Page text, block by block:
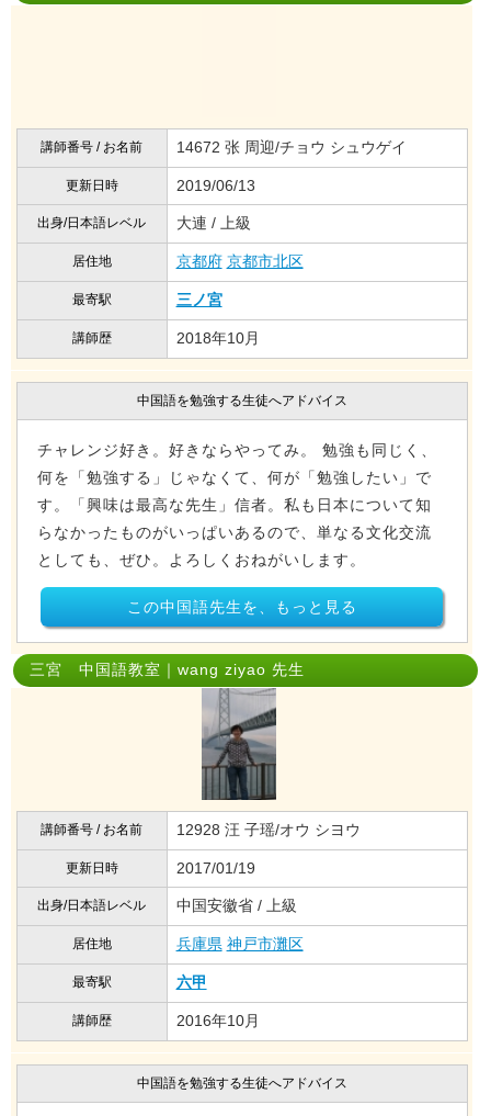
講師番号 / お名前 14672 张 周迎/チョウ シュウゲイ
更新日時 2019/06/13
出身/日本語レベル 大連 / 上級
居住地 京都府 京都市北区
最寄駅 三ノ宮
講師歴 2018年10月
中国語を勉強する生徒へアドバイス
チャレンジ好き。好きならやってみ。 勉強も同じく、
何を「勉強する」じゃなくて、何が「勉強したい」で
す。「興味は最高な先生」信者。私も日本について知
らなかったものがいっぱいあるので、単なる文化交流
としても、ぜひ。よろしくおねがいします。
この中国語先生を、もっと見る
三宮 中国語教室｜wang ziyao 先生
講師番号 / お名前 12928 汪 子瑶/オウ シヨウ
更新日時 2017/01/19
出身/日本語レベル 中国安徽省 / 上級
居住地 兵庫県 神戸市灘区
最寄駅 六甲
講師歴 2016年10月
中国語を勉強する生徒へアドバイス